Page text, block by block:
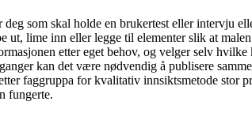
som skal holde en brukertest eller intervju
ut, lime inn eller legge til elementer slik at
etter eget behov, og velger selv hvilke
kan det være nødvendig å publisere
faggruppa for kvalitativ innsiktsmetode stor
fungerte.